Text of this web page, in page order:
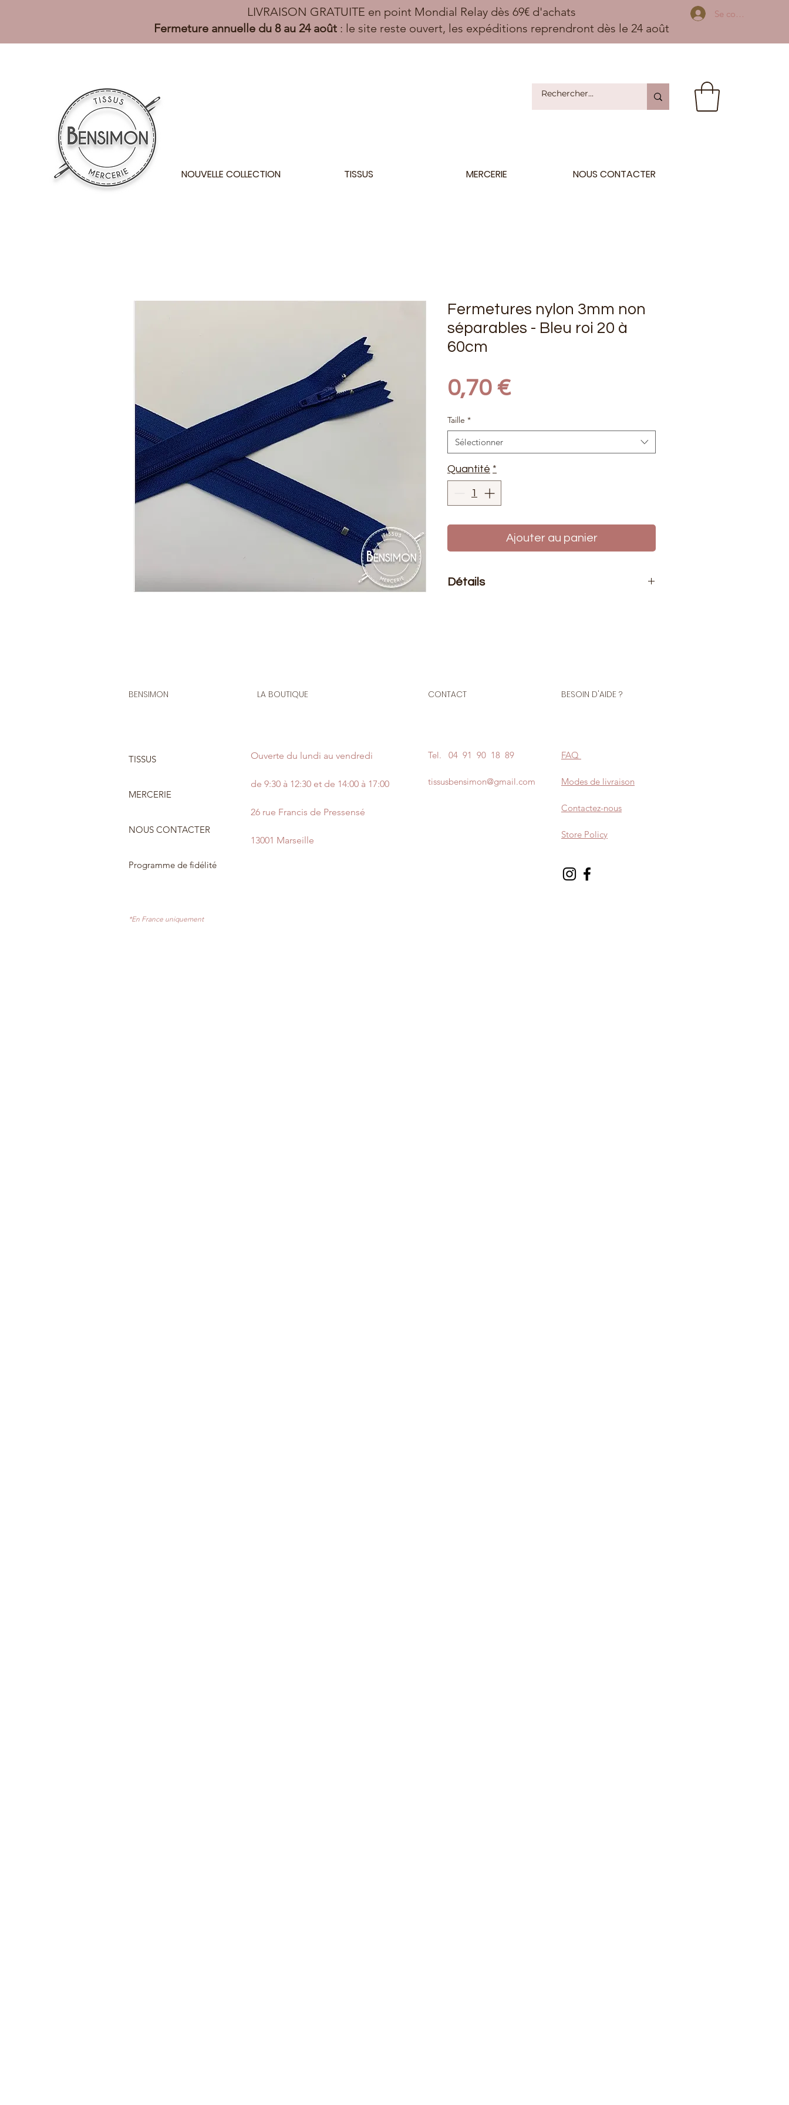
LIVRAISON GRATUITE en point Mondial Relay dès 69€ d'achats
Fermeture annuelle du 8 au 24 août: le site reste ouvert, les expéditions reprendront dès le 24 août
Se connecter
NOUVELLE COLLECTION TISSUS MERCERIE NOUS CONTACTER
Fermetures nylon 3mm non
séparables - Bleu roi 20 à
60cm
0,70 €Prix
Taille *
Sélectionner
Quantité *
Ajouter au panier
Détails
3mm non séparable
Notez que les bains de teintures peuvent entrainer
Si nous n'avons pas la taille commandée en stock,
BENSIMON
TISSUS
MERCERIE
NOUS CONTACTER
Programme de fidélité
LA BOUTIQUE
Ouverte du lundi au vendredi
de 9:30 à 12:30 et de 14:00 à 17:00
26 rue Francis de Pressensé
13001 Marseille
CONTACT BESOIN D'AIDE ?
Tel. 04 91 90 18 89
tissusbensimon@gmail.com
FAQ
Modes de livraison
Contactez-nous
Store Policy
*En France uniquement